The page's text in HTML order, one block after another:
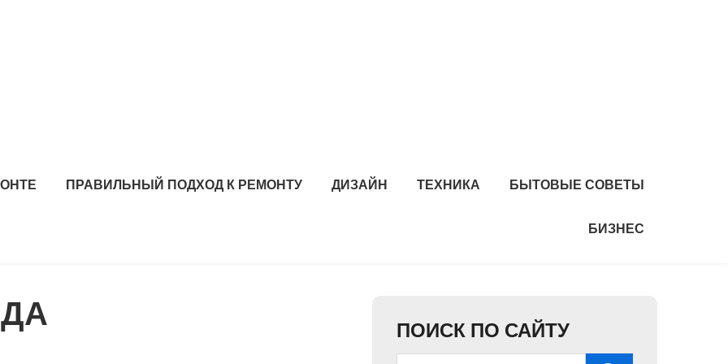
ПРАВИЛЬНЫЙ ПОДХОД К РЕМОНТУ ДИЗАЙН ТЕХНИКА БЫТОВЫЕ СОВЕТЫ
БИЗНЕС
ПОИСК ПО САЙТУ